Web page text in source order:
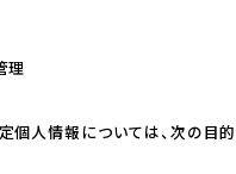
理
個人情報については、次の目的